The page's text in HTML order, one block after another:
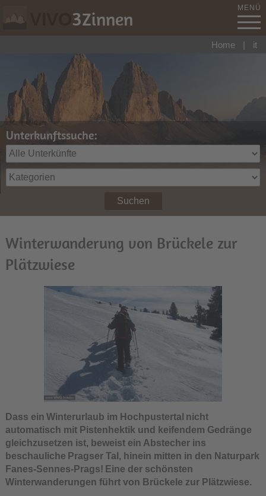
3Zinnen MENÜ
Unterkunftssuche:
Suchen
Home | it
Winterwanderung von Brückele zur
Plätzwiese
Dass ein Winterurlaub im Hochpustertal nicht
automatisch mit Pistenhektik und keifendem Gedränge
gleichzusetzen ist, beweist ein Abstecher ins
beschauliche Pragser Tal, hinein mitten in den Naturpark
Fanes-Sennes-Prags! Eine der schönsten
Winterwanderungen führt von Brückele zur Plätzwiese.